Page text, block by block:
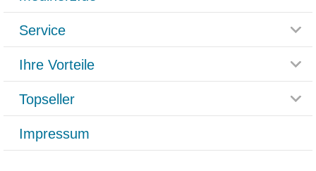
Glossar
Häufig gestellte Fragen
Datenschutz
AGB
Service
Rücksendemöglichkeit
Paketlieferstatus
Versandkosten
Ihre Vorteile
Rezeptlieferung
Bonusprogramm
Gutschein und Rabatte
Kundenbewertung
Topseller
Grippostad
Bepanthen
Impressum